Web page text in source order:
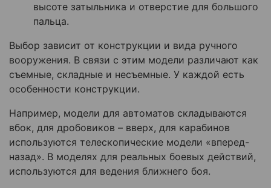
высоте затыльника и отверстие для большого
пальца.
Выбор зависит от конструкции и вида ручного
вооружения. В связи с этим модели различают как
съемные, складные и несъемные. У каждой есть
особенности конструкции.
Например, модели для автоматов складываются
вбок, для дробовиков – вверх, для карабинов
используются телескопические модели «вперед-
назад». В моделях для реальных боевых действий,
используются для ведения ближнего боя.